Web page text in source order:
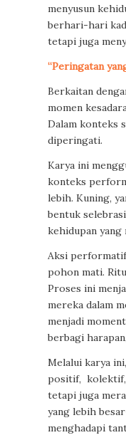
menyusun
berhari-hari
tetapi juga
“Peringatan
Berkaitan
momen
Dalam konteks
diperingati.
Karya ini
konteks
lebih. Kuning,
bentuk
kehidupan yang
Aksi performatif
pohon mati.
Proses ini
mereka dalam
menjadi
berbagi
Melalui karya
positif, kolektif,
tetapi juga
yang lebih
menghadapi